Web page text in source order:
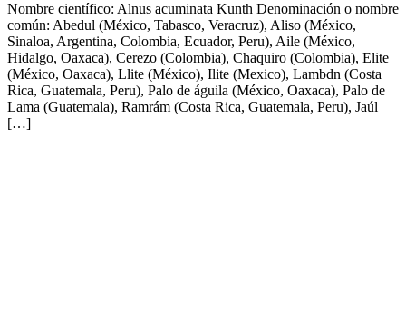
Nombre científico: Alnus acuminata Kunth Denominación o nombre
común: Abedul (México, Tabasco, Veracruz), Aliso (México,
Sinaloa, Argentina, Colombia, Ecuador, Peru), Aile (México,
Hidalgo, Oaxaca), Cerezo (Colombia), Chaquiro (Colombia), Elite
(México, Oaxaca), Llite (México), Ilite (Mexico), Lambdn (Costa
Rica, Guatemala, Peru), Palo de águila (México, Oaxaca), Palo de
Lama (Guatemala), Ramrám (Costa Rica, Guatemala, Peru), Jaúl
[…]